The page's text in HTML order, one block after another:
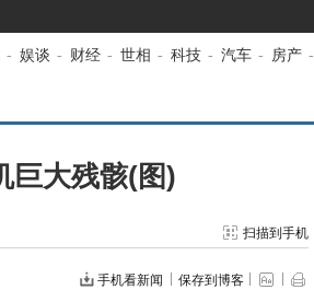
- 娱谈 - 财经 - 世相 - 科技 - 汽车 - 房产 -
巨大残骸(图)
扫描到手机
手机看新闻 保存到博客